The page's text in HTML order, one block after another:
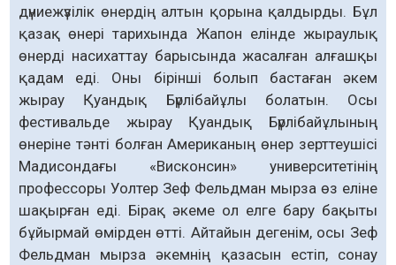
дүниежүзілік өнердің алтын қорына қалдырды. Бұл
қазақ өнері тарихында Жапон елінде жыраулық
өнерді насихаттау барысында жасалған алғашқы
қадам еді. Оны бірінші болып бастаған әкем
жырау Қуандық Бүрлібайұлы болатын. Осы
фестивальде жырау Қуандық Бүрлібайұлының
өнеріне тәнті болған Американың өнер зерттеушісі
Мадисондағы «Висконсин» университетінің
профессоры Уолтер Зеф Фельдман мырза өз еліне
шақырған еді. Бірақ әкеме ол елге бару бақыты
бұйырмай өмірден өтті. Айтайын дегенім, осы Зеф
Фельдман мырза әкемнің қазасын естіп, сонау